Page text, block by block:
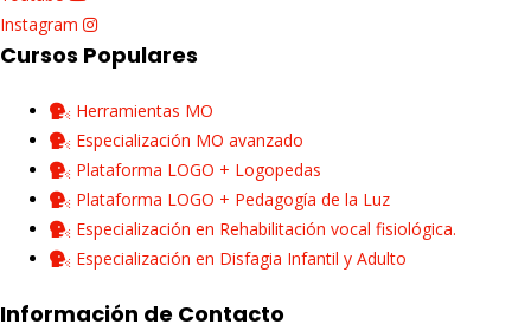
Instagram
Cursos Populares
Herramientas MO
Especialización MO avanzado
Plataforma LOGO + Logopedas
Plataforma LOGO + Pedagogía de la Luz
Especialización en Rehabilitación vocal fisiológica.
Especialización en Disfagia Infantil y Adulto
Información de Contacto